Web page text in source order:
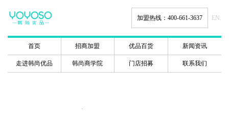
加盟热线：400-661-3637 EN.
首页 招商加盟 优品百货 新闻资讯
走进韩尚优品 韩尚商学院 门店招募 联系我们